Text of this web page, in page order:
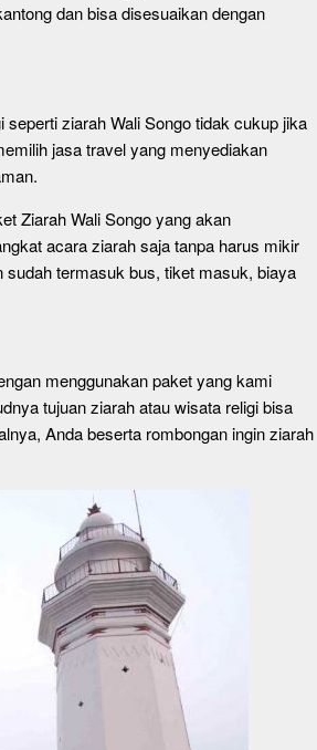
dan bisa disesuaikan dengan
ziarah Wali Songo tidak cukup jika
jasa travel yang menyediakan
Ziarah Wali Songo yang akan
acara ziarah saja tanpa harus mikir
termasuk bus, tiket masuk, biaya
menggunakan paket yang kami
tujuan ziarah atau wisata religi bisa
Anda beserta rombongan ingin ziarah